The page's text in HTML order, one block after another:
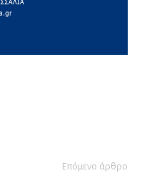
Επόμενο άρθρο